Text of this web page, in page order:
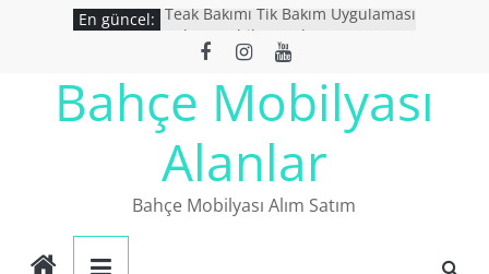
En güncel: Teak Bakımı Tik Bakım Uygulaması
Bahçe Mobilyası Yıkanır Mı ?
İkinci El Bahçe Mobilyaları
İkinci El Eşya Alanlar
Ucuz Bahçe mobilyaları
Bahçe Mobilyası
Alanlar
Bahçe Mobilyası Alım Satım